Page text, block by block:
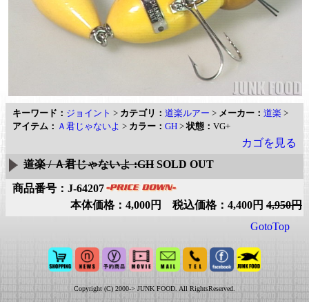
キーワード： ジョイント > カテゴリ： 道楽ルアー > メーカー： 道楽 >
アイテム： Ａ君じゃないよ > カラー： GH >状態： VG+
カゴを見る
道楽 / Ａ君じゃないよ :GH SOLD OUT
商品番号：J-64207
本体価格：4,000円 税込価格：4,400円 4,950円
GotoTop
Copyright (C) 2000-> JUNK FOOD. All RightsReserved.